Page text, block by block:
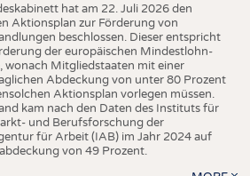
hat am 22. Juli 2026 den
Aktionsplan zur Förderung von
beschlossen. Dieser entspricht
der europäischen Mindestlohn-
wonach Mitgliedstaaten mit einer
Abdeckung von unter 80 Prozent
Aktionsplan vorlegen müssen.
kam nach den Daten des Instituts für
und Berufsforschung der
für Arbeit (IAB) im Jahr 2024 auf
von 49 Prozent.